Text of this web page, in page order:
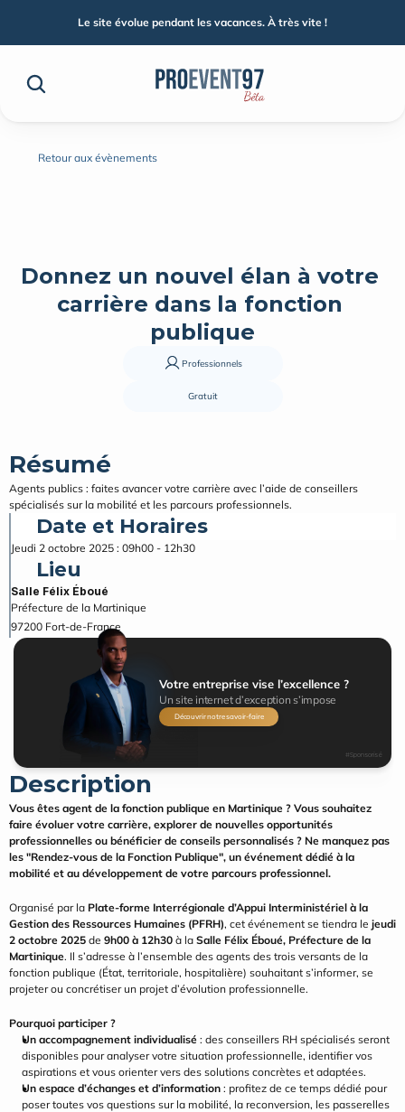
Retour aux évènements
Donnez un nouvel élan à votre
carrière dans la fonction
publique
Professionnels
Gratuit
Résumé
Agents publics : faites avancer votre carrière avec l’aide de conseillers
spécialisés sur la mobilité et les parcours professionnels.
Date et Horaires
Jeudi 2 octobre 2025 : 09h00 - 12h30
Lieu
Salle Félix Éboué
Préfecture de la Martinique
97200 Fort-de-France
Votre entreprise vise l’excellence ?
Un site internet d’exception s’impose
Découvrir notre savoir-faire
#Sponsorisé
Description
Vous êtes agent de la fonction publique en Martinique ? Vous souhaitez
faire évoluer votre carrière, explorer de nouvelles opportunités
professionnelles ou bénéficier de conseils personnalisés ? Ne manquez pas
les "Rendez-vous de la Fonction Publique", un événement dédié à la
mobilité et au développement de votre parcours professionnel.
Organisé par la Plate-forme Interrégionale d’Appui Interministériel à la
Gestion des Ressources Humaines (PFRH), cet événement se tiendra le jeudi
2 octobre 2025 de 9h00 à 12h30 à la Salle Félix Éboué, Préfecture de la
Martinique. Il s’adresse à l’ensemble des agents des trois versants de la
fonction publique (État, territoriale, hospitalière) souhaitant s’informer, se
projeter ou concrétiser un projet d’évolution professionnelle.
Pourquoi participer ?
Un accompagnement individualisé : des conseillers RH spécialisés seront
disponibles pour analyser votre situation professionnelle, identifier vos
aspirations et vous orienter vers des solutions concrètes et adaptées.
Un espace d’échanges et d’information : profitez de ce temps dédié pour
poser toutes vos questions sur la mobilité, la reconversion, les passerelles
Le site évolue pendant les vacances. À très vite !